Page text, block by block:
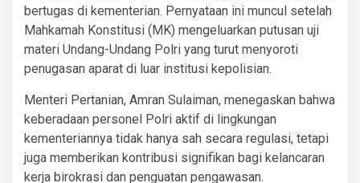
bertugas di kementerian. Pernyataan ini muncul setelah
Mahkamah Konstitusi (MK) mengeluarkan putusan uji
materi Undang-Undang Polri yang turut menyoroti
penugasan aparat di luar institusi kepolisian.
Menteri Pertanian, Amran Sulaiman, menegaskan bahwa
keberadaan personel Polri aktif di lingkungan
kementeriannya tidak hanya sah secara regulasi, tetapi
juga memberikan kontribusi signifikan bagi kelancaran
kerja birokrasi dan penguatan pengawasan.